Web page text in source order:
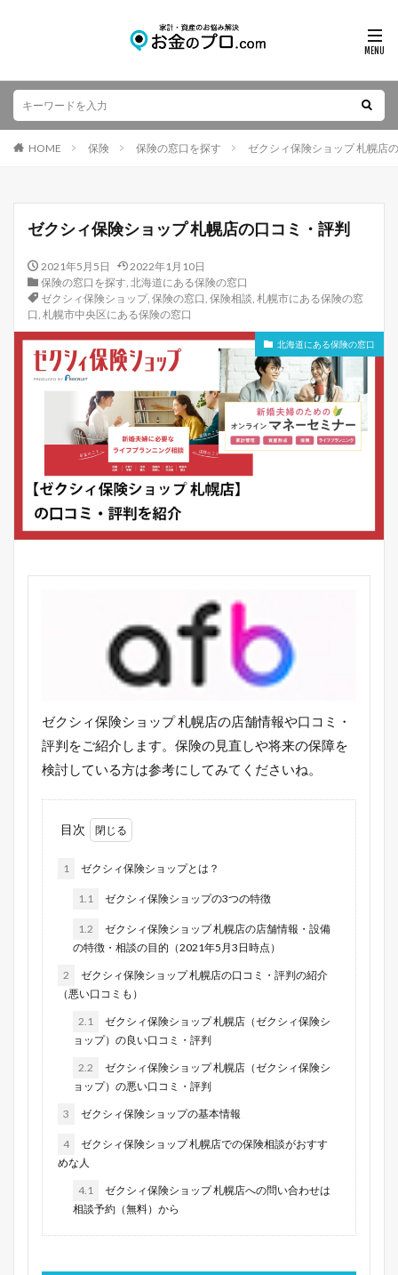
HOME 保険 保険の窓口を探す ゼクシィ保険ショップ 札幌店
ゼクシィ保険ショップ 札幌店の口コミ・評判
2021年5月5日
2022年1月10日
保険の窓口を探す, 北海道にある保険の窓口
ゼクシィ保険ショップ, 保険の窓口, 保険相談, 札幌市にある保険の窓
口, 札幌市中央区にある保険の窓口
北海道にある保険の窓口
ゼクシィ保険ショップ 札幌店の店舗情報や口コミ・
評判をご紹介します。保険の見直しや将来の保障を
検討している方は参考にしてみてくださいね。
目次
1 ゼクシィ保険ショップとは？
1.1 ゼクシィ保険ショップの3つの特徴
1.2
ゼクシィ保険ショップ 札幌店の店舗情報・設備
の特徴・相談の目的（2021年5月3日時点）
2
ゼクシィ保険ショップ 札幌店の口コミ・評判の紹介
（悪い口コミも）
2.1
ゼクシィ保険ショップ 札幌店（ゼクシィ保険シ
ョップ）の良い口コミ・評判
2.2
ゼクシィ保険ショップ 札幌店（ゼクシィ保険シ
ョップ）の悪い口コミ・評判
3 ゼクシィ保険ショップの基本情報
4
ゼクシィ保険ショップ 札幌店での保険相談がおすす
めな人
4.1
ゼクシィ保険ショップ 札幌店への問い合わせは
相談予約（無料）から